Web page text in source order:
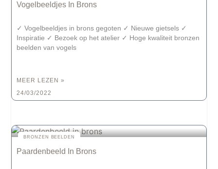
Vogelbeeldjes In Brons
✓ Vogelbeeldjes in brons gegoten ✓ Nieuwe gietsels ✓
Inspiratie ✓ Bezoek op het atelier ✓ Hoge kwaliteit bronzen
beelden van vogels
MEER LEZEN »
24/03/2022
BRONZEN BEELDEN
Paardenbeeld In Brons